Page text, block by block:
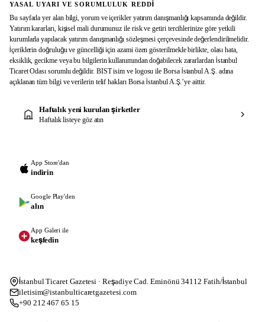
YASAL UYARI VE SORUMLULUK REDDİ
Bu sayfada yer alan bilgi, yorum ve içerikler yatırım danışmanlığı kapsamında değildir.
Yatırım kararları, kişisel mali durumunuz ile risk ve getiri tercihlerinize göre yetkili
kurumlarla yapılacak yatırım danışmanlığı sözleşmesi çerçevesinde değerlendirilmelidir.
İçeriklerin doğruluğu ve güncelliği için azami özen gösterilmekle birlikte, olası hata,
eksiklik, gecikme veya bu bilgilerin kullanımından doğabilecek zararlardan İstanbul
Ticaret Odası sorumlu değildir. BIST isim ve logosu ile Borsa İstanbul A.Ş. adına
açıklanan tüm bilgi ve verilerin telif hakları Borsa İstanbul A.Ş.’ye aittir.
Haftalık yeni kurulan şirketler
Haftalık listeye göz atın
App Store'dan
indirin
Google Play'den
alın
App Galeri ile
keşfedin
İstanbul Ticaret Gazetesi · Reşadiye Cad. Eminönü 34112 Fatih/İstanbul
iletisim@istanbulticaretgazetesi.com
+90 212 467 65 15